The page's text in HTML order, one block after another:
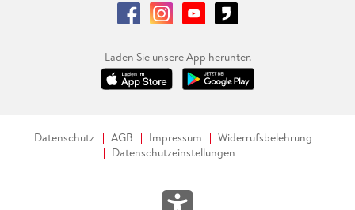
Laden Sie unsere App herunter.
Datenschutz AGB Impressum
Widerrufsbelehrung
Datenschutzeinstellungen